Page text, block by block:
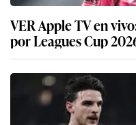
VER Apple TV en
por Leagues Cup